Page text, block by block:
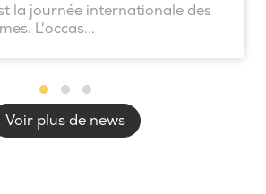
la journée internationale des
L'occas...
Voir plus de news